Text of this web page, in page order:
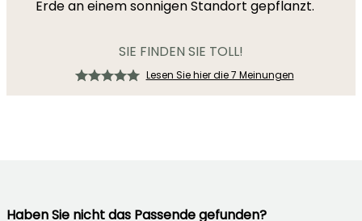
Erde an einem sonnigen Standort gepflanzt.
SIE FINDEN SIE TOLL!
Lesen Sie hier die 7 Meinungen
Haben Sie nicht das Passende gefunden?